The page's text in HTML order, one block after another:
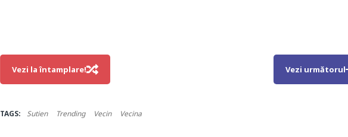
Vezi la întamplare! Vezi următorul
TAGS: Sutien Trending Vecin Vecina